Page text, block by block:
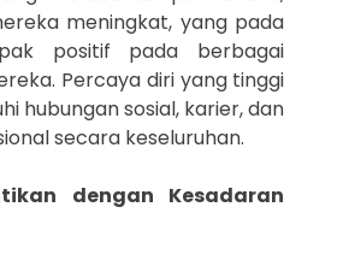
meningkat, yang pada
positif pada berbagai
Percaya diri yang tinggi
hubungan sosial, karier, dan
secara keseluruhan.
dengan Kesadaran